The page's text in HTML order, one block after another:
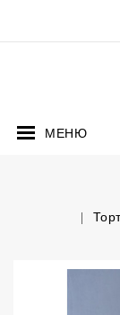
МЕНЮ